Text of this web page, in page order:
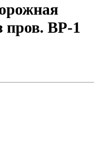
пров. ВР-1